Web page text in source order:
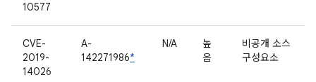
10577
CVE-
2019-
14026
A-
142271986*
N/A
높
음
비공개 소스
구성요소